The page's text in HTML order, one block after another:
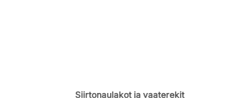
Siirtonaulakot ja vaaterekit